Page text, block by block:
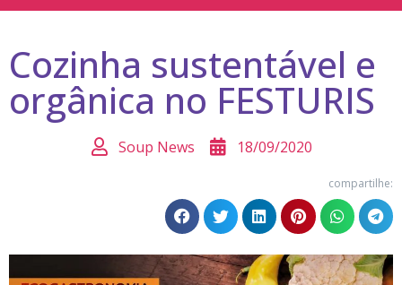
Cozinha sustentável e
orgânica no FESTURIS
Soup News 18/09/2020
compartilhe: